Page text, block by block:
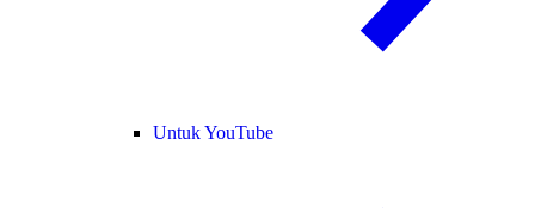
Untuk YouTube